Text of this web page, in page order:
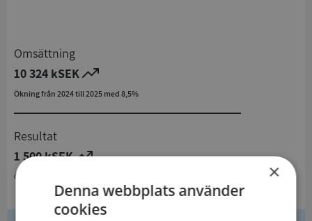
Omsättning
10 324 kSEK
Ökning från 2024 till 2025 med 8,5%
Resultat
1 500 kSEK
Ökning från 2024 till 2025 med 143,1% ×
Denna webbplats använder
cookies